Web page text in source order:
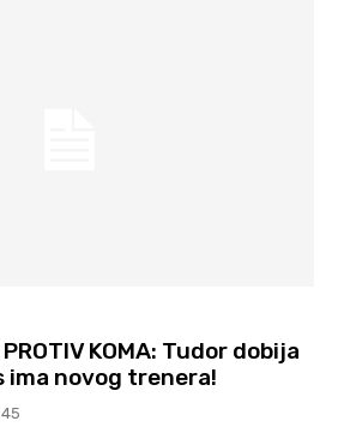
KOMA: Tudor dobija
novog trenera!